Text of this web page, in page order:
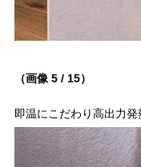
（画像 5 / 15）
即温にこだわり高出力